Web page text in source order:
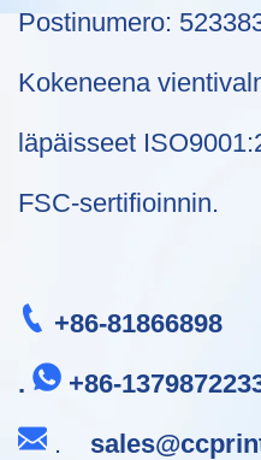
Postinumero:
Kokeneena
läpäisseet
FSC-sertifioinnin.
+86-81866898
.
+86-
.